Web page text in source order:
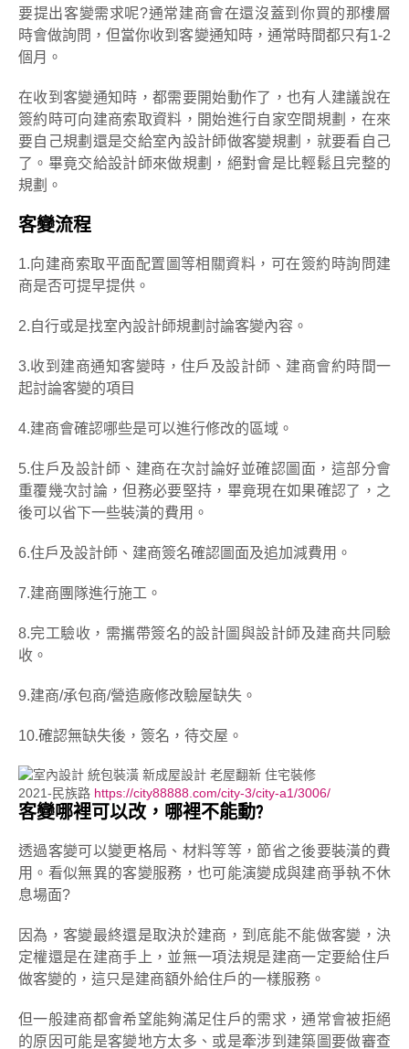
要提出客變需求呢?通常建商會在還沒蓋到你買的那樓層
時會做詢問，但當你收到客變通知時，通常時間都只有1-2
個月。
在收到客變通知時，都需要開始動作了，也有人建議說在
簽約時可向建商索取資料，開始進行自家空間規劃，在來
要自己規劃還是交給室內設計師做客變規劃，就要看自己
了。畢竟交給設計師來做規劃，絕對會是比輕鬆且完整的
規劃。
客變流程
1.向建商索取平面配置圖等相關資料，可在簽約時詢問建
商是否可提早提供。
2.自行或是找室內設計師規劃討論客變內容。
3.收到建商通知客變時，住戶及設計師、建商會約時間一
起討論客變的項目
4.建商會確認哪些是可以進行修改的區域。
5.住戶及設計師、建商在次討論好並確認圖面，這部分會
重覆幾次討論，但務必要堅持，畢竟現在如果確認了，之
後可以省下一些裝潢的費用。
6.住戶及設計師、建商簽名確認圖面及追加減費用。
7.建商團隊進行施工。
8.完工驗收，需攜帶簽名的設計圖與設計師及建商共同驗
收。
9.建商/承包商/營造廠修改驗屋缺失。
10.確認無缺失後，簽名，待交屋。
2021-民族路 https://city88888.com/city-3/city-a1/3006/
客變哪裡可以改，哪裡不能動?
透過客變可以變更格局、材料等等，節省之後要裝潢的費
用。看似無異的客變服務，也可能演變成與建商爭執不休
息場面?
因為，客變最終還是取決於建商，到底能不能做客變，決
定權還是在建商手上，並無一項法規是建商一定要給住戶
做客變的，這只是建商額外給住戶的一樣服務。
但一般建商都會希望能夠滿足住戶的需求，通常會被拒絕
的原因可能是客變地方太多、或是牽涉到建築圖要做審查